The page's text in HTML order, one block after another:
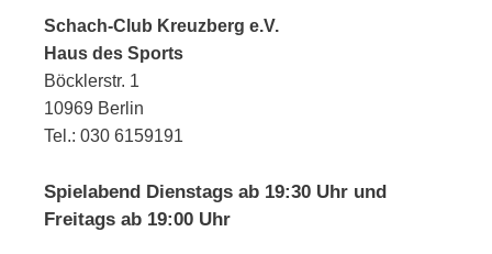
Schach-Club Kreuzberg e.V.
Haus des Sports
Böcklerstr. 1
10969 Berlin
Tel.: 030 6159191
Spielabend Dienstags ab 19:30 Uhr und
Freitags ab 19:00 Uhr